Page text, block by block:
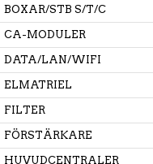
BOXAR/STB S/T/C
CA-MODULER
DATA/LAN/WIFI
ELMATRIEL
FILTER
FÖRSTÄRKARE
HUVUDCENTRALER